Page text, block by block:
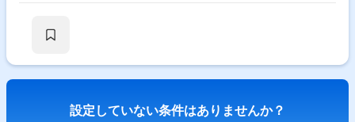
設定していない条件はありませんか？